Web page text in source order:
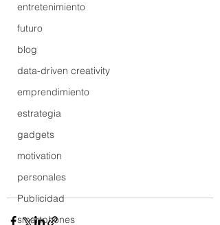
entretenimiento
futuro
blog
data-driven creativity
emprendimiento
estrategia
gadgets
motivation
personales
Publicidad
smartphones